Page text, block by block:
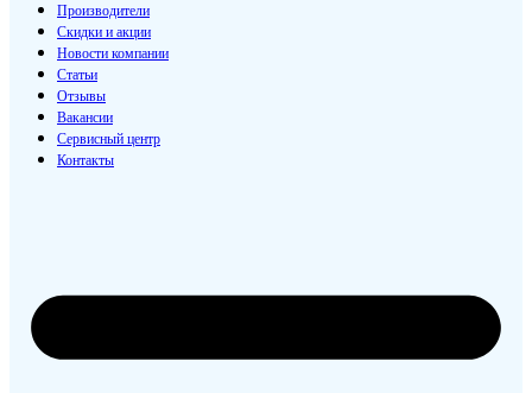
Производители
Скидки и акции
Новости компании
Статьи
Отзывы
Вакансии
Сервисный центр
Контакты